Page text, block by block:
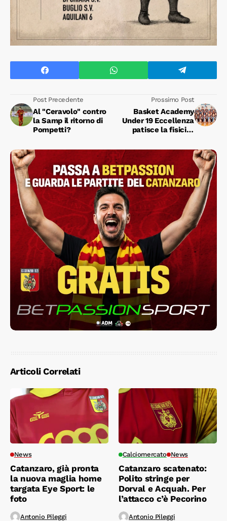
Post Precedente
Al "Ceravolo" contro
la Samp il ritorno di
Pompetti?
Prossimo Post
Basket Academy
Under 19 Eccellenza
patisce la fisicità
Nutribullet Treviso
subendo il punteggio
di 71-56
Articoli Correlati
News
Catanzaro, già pronta
la nuova maglia home
targata Eye Sport: le
foto
Antonio Pileggi
Calciomercato News
Catanzaro scatenato:
Polito stringe per
Dorval e Acquah. Per
l’attacco c’è Pecorino
Antonio Pileggi